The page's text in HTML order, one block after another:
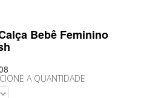
Bebê Feminino
A QUANTIDADE